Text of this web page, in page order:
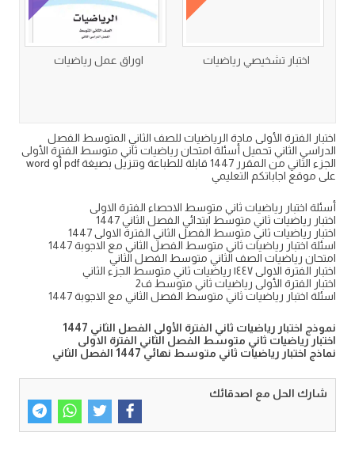
اختبار تشخيصي رياضيات اوراق عمل رياضيات
اختبار الفترة الأولى مادة الرياضيات للصف الثاني المتوسط الفصل
الدراسي الثاني تحميل أسئلة امتحان رياضيات ثاني متوسط الفترة الأولى
الجزء الثاني من المقرر 1447 قابلة للطباعة وتنزيل بصيغة pdf أو word
على موقع اجاباتكم التعليمي
أسئلة اختبار رياضيات ثاني متوسط الاحصاء الفترة الاولى
اختبار رياضيات ثاني متوسط ابتدائي الفصل الثاني 1447
اختبار رياضيات ثاني متوسط الفصل الثاني الفترة الاولى 1447
اسئلة اختبار رياضيات ثاني متوسط الفصل الثاني مع الاجوبة 1447
امتحان رياضيات الصف الثاني متوسط الفصل الثاني
اختبار الفترة الاولى ١٤٤٧ رياضيات ثاني متوسط الجزء الثاني
اختبار الفترة الأولى رياضيات ثاني متوسط ف2
اسئلة اختبار رياضيات ثاني متوسط الفصل الثاني مع الاجوبة 1447
نموذج اختبار رياضيات ثاني الفترة الأولى الفصل الثاني 1447
اختبار رياضيات ثاني متوسط الفصل الثاني الفترة الاولى
نماذج اختبار رياضيات ثاني متوسط نهائي 1447 الفصل الثاني
شارك الحل مع اصدقائك